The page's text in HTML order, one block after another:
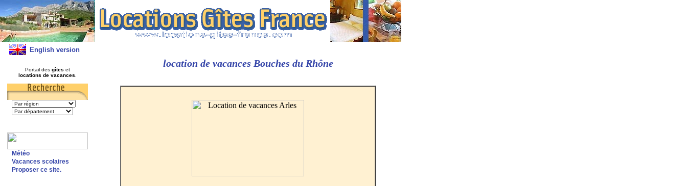
English version
Portail des gîtes et
locations de vacances
Météo
Vacances scolaires
Proposer ce site.
location de vacances Bouches du Rhône